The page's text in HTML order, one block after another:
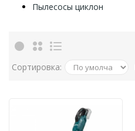
Пылесосы циклон
Сортировка: